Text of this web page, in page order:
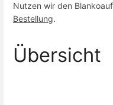
Nutzen wir den
Bestellung.
Übersicht